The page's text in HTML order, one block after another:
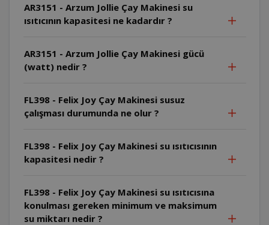
AR3151 - Arzum Jollie Çay Makinesi su
ısıtıcının kapasitesi ne kadardır ?
AR3151 - Arzum Jollie Çay Makinesi gücü
(watt) nedir ?
FL398 - Felix Joy Çay Makinesi susuz
çalışması durumunda ne olur ?
FL398 - Felix Joy Çay Makinesi su ısıtıcısının
kapasitesi nedir ?
FL398 - Felix Joy Çay Makinesi su ısıtıcısına
konulması gereken minimum ve maksimum
su miktarı nedir ?